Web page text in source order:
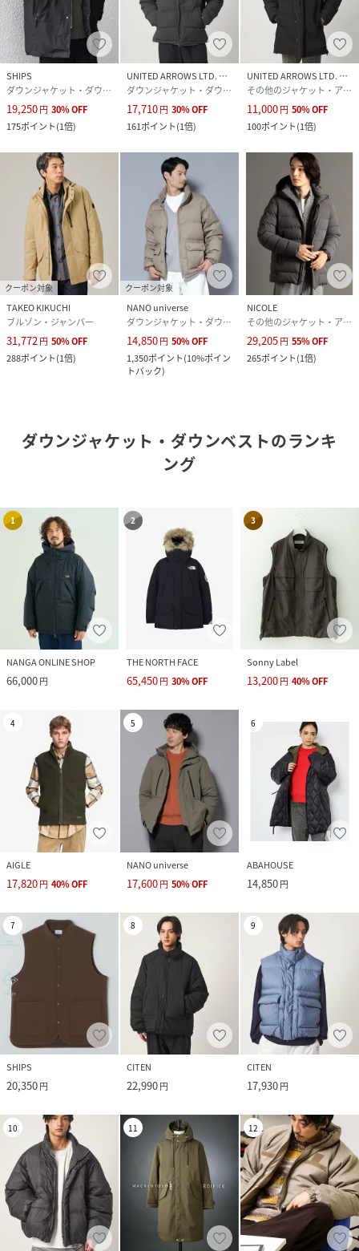
SHIPS
ダウンジャケット・ダウンベスト
19,250円 30%OFF
175ポイント(1倍)
UNITED ARROWS LTD. OUTLET
ダウンジャケット・ダウンベスト
17,710円 30%OFF
161ポイント(1倍)
UNITED ARROWS LTD. OUTLET
その他のジャケット・アウター
11,000円 50%OFF
100ポイント(1倍)
クーポン対象
TAKEO KIKUCHI
ブルゾン・ジャンパー
31,772 円 50%OFF
288ポイント(1倍)
クーポン対象
NANO universe
ダウンジャケット・ダウンベスト
14,850円 50%OFF
1,350ポイント(10%ポイン
トバック)
NICOLE
その他のジャケット・アウター
29,205円 55%OFF
265ポイント(1倍)
ダウンジャケット・ダウンベストのランキ
ング
1
NANGA ONLINE SHOP
66,000円
2
THE NORTH FACE
65,450円 30%OFF
3
Sonny Label
13,200円 40%OFF
4
AIGLE
17,820円 40%OFF
5
NANO universe
17,600円 50%OFF
6
ABAHOUSE
14,850円
7
SHIPS
20,350円
8
CITEN
22,990円
9
CITEN
17,930円
10 11 12